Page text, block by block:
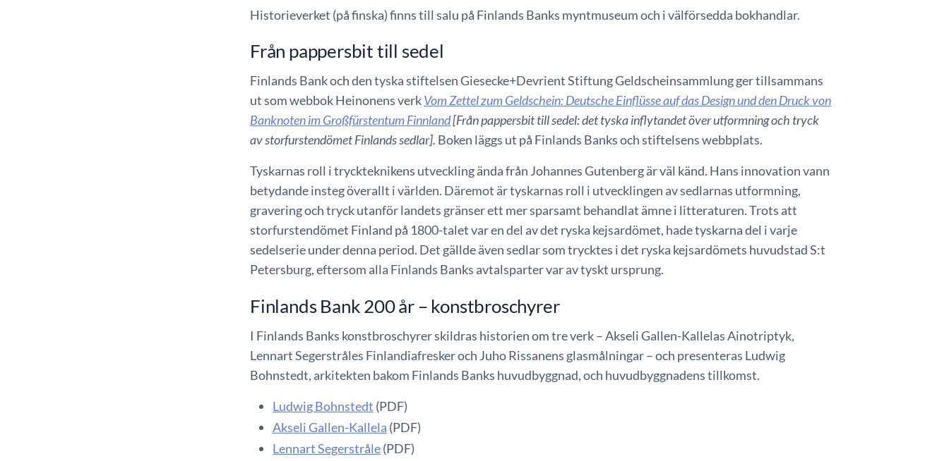
Historieverket (på finska) finns till salu på Finlands Banks myntmuseum och i välförsedda bokhandlar.
Från pappersbit till sedel
Finlands Bank och den tyska stiftelsen Giesecke+Devrient Stiftung Geldscheinsammlung ger tillsammans
ut som webbok Heinonens verkVom Zettel zum Geldschein: Deutsche Einflüsse auf das Design und den Druck von
Banknoten im Großfürstentum Finnland[Från pappersbit till sedel: det tyska inflytandet över utformning och tryck
av storfurstendömet Finlands sedlar]. Boken läggs ut på Finlands Banks och stiftelsens webbplats.
Tyskarnas roll i tryckteknikens utveckling ända från Johannes Gutenberg är väl känd. Hans innovation vann
betydande insteg överallt i världen. Däremot är tyskarnas roll i utvecklingen av sedlarnas utformning,
gravering och tryck utanför landets gränser ett mer sparsamt behandlat ämne i litteraturen. Trots att
storfurstendömet Finland på 1800-talet var en del av det ryska kejsardömet, hade tyskarna del i varje
sedelserie under denna period. Det gällde även sedlar som trycktes i det ryska kejsardömets huvudstad S:t
Petersburg, eftersom alla Finlands Banks avtalsparter var av tyskt ursprung.
Finlands Bank 200 år – konstbroschyrer
I Finlands Banks konstbroschyrer skildras historien om tre verk – Akseli Gallen-Kallelas Ainotriptyk,
Lennart Segerstråles Finlandiafresker och Juho Rissanens glasmålningar – och presenteras Ludwig
Bohnstedt, arkitekten bakom Finlands Banks huvudbyggnad, och huvudbyggnadens tillkomst.
Ludwig Bohnstedt (PDF)
Akseli Gallen-Kallela (PDF)
Lennart Segerstråle(PDF)